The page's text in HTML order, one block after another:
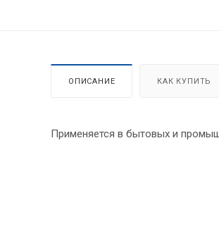
ОПИСАНИЕ КАК КУПИТЬ
Применяется в бытовых и